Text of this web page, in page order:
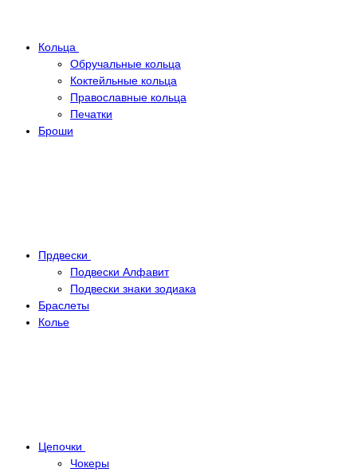
Кольца
Обручальные кольца
Коктейльные кольца
Православные кольца
Печатки
Броши
Прдвески
Подвески Алфавит
Подвески знаки зодиака
Браслеты
Колье
Цепочки
Чокеры